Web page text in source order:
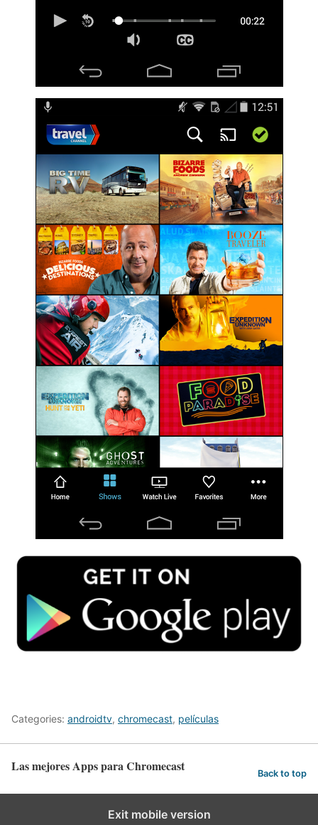
Categories: androidtv, chromecast, películas
Las mejores Apps para Chromecast Back to top
Exit mobile version